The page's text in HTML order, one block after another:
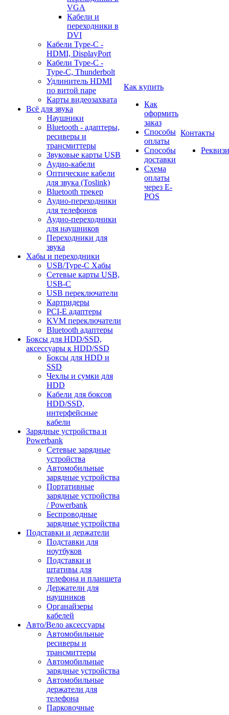
VGA
Кабели и
переходники в
DVI
Кабели Type-C -
HDMI, DisplayPort
Кабели Type-C -
Type-C, Thunderbolt
Удлинитель HDMI
по витой паре
Карты видеозахвата
Всё для звука
Наушники
Bluetooth - адаптеры,
ресиверы и
трансмиттеры
Звуковые карты USB
Аудио-кабели
Оптические кабели
для звука (Toslink)
Bluetooth трекер
Аудио-переходники
для телефонов
Аудио-переходники
для наушников
Переходники для
звука
Хабы и переходники
USB/Type-C Хабы
Сетевые карты USB,
USB-C
USB переключатели
Картридеры
PCI-E адаптеры
KVM переключатели
Bluetooth адаптеры
Боксы для HDD/SSD,
аксессуары к HDD/SSD
Боксы для HDD и
SSD
Чехлы и сумки для
HDD
Кабели для боксов
HDD/SSD,
интерфейсные
кабели
Зарядные устройства и
Powerbank
Сетевые зарядные
устройства
Автомобильные
зарядные устройства
Портативные
зарядные устройства
/ Powerbank
Беспроводные
зарядные устройства
Подставки и держатели
Подставки для
ноутбуков
Подставки и
штативы для
телефона и планшета
Держатели для
наушников
Органайзеры
кабелей
Авто/Вело аксессуары
Автомобильные
ресиверы и
трансмиттеры
Автомобильные
зарядные устройства
Автомобильные
держатели для
телефона
Парковочные
Как купить
Как
оформить
заказ
Способы
оплаты
Способы
доставки
Схема
оплаты
через E-
POS
Контакты